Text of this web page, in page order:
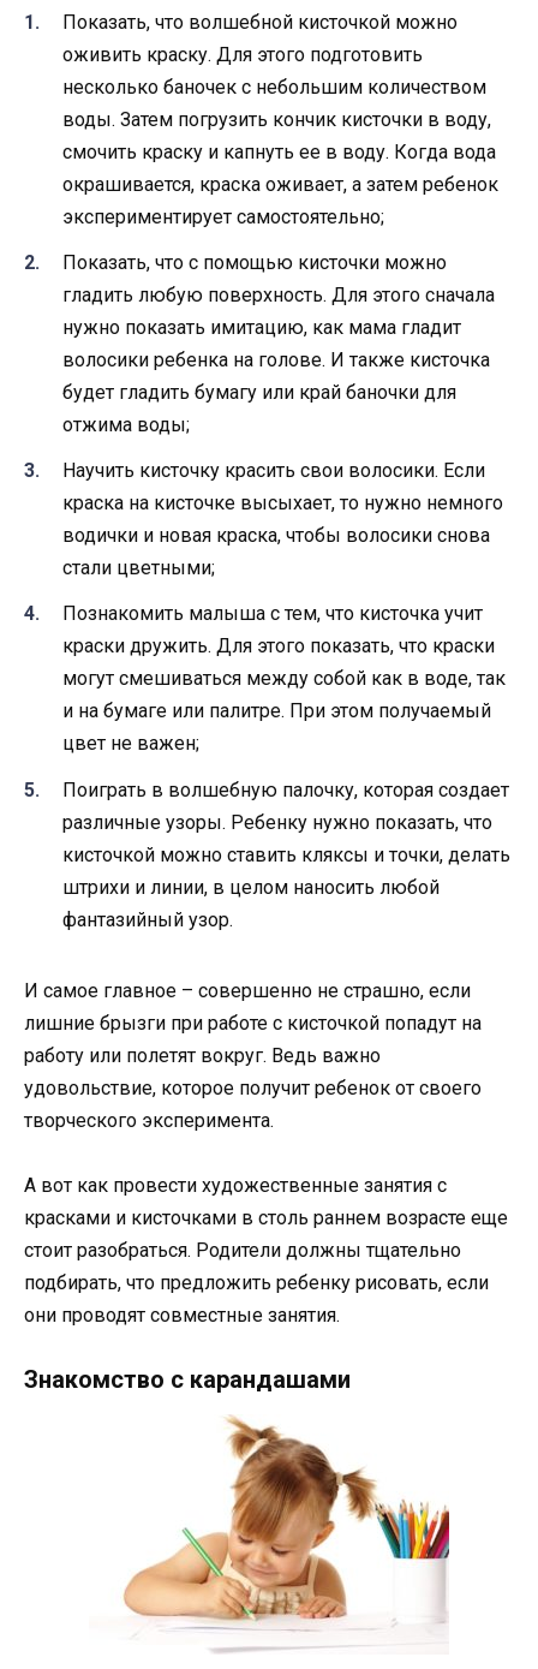
Показать, что волшебной кисточкой можно
оживить краску. Для этого подготовить
несколько баночек с небольшим количеством
воды. Затем погрузить кончик кисточки в воду,
смочить краску и капнуть ее в воду. Когда вода
окрашивается, краска оживает, а затем ребенок
экспериментирует самостоятельно;
Показать, что с помощью кисточки можно
гладить любую поверхность. Для этого сначала
нужно показать имитацию, как мама гладит
волосики ребенка на голове. И также кисточка
будет гладить бумагу или край баночки для
отжима воды;
Научить кисточку красить свои волосики. Если
краска на кисточке высыхает, то нужно немного
водички и новая краска, чтобы волосики снова
стали цветными;
Познакомить малыша с тем, что кисточка учит
краски дружить. Для этого показать, что краски
могут смешиваться между собой как в воде, так
и на бумаге или палитре. При этом получаемый
цвет не важен;
Поиграть в волшебную палочку, которая создает
различные узоры. Ребенку нужно показать, что
кисточкой можно ставить кляксы и точки, делать
штрихи и линии, в целом наносить любой
фантазийный узор.
И самое главное – совершенно не страшно, если
лишние брызги при работе с кисточкой попадут на
работу или полетят вокруг. Ведь важно
удовольствие, которое получит ребенок от своего
творческого эксперимента.
А вот как провести художественные занятия с
красками и кисточками в столь раннем возрасте еще
стоит разобраться. Родители должны тщательно
подбирать, что предложить ребенку рисовать, если
они проводят совместные занятия.
Знакомство с карандашами